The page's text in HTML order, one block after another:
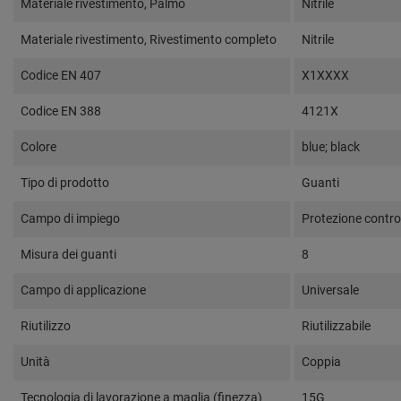
Materiale rivestimento, Palmo Nitrile
Materiale rivestimento, Rivestimento completo Nitrile
Codice EN 407 X1XXXX
Codice EN 388 4121X
Colore blue; black
Tipo di prodotto Guanti
Campo di impiego Protezione
Misura dei guanti 8
Campo di applicazione Universale
Riutilizzo Riutilizzabile
Unità Coppia
Tecnologia di lavorazione a maglia (finezza) 15G